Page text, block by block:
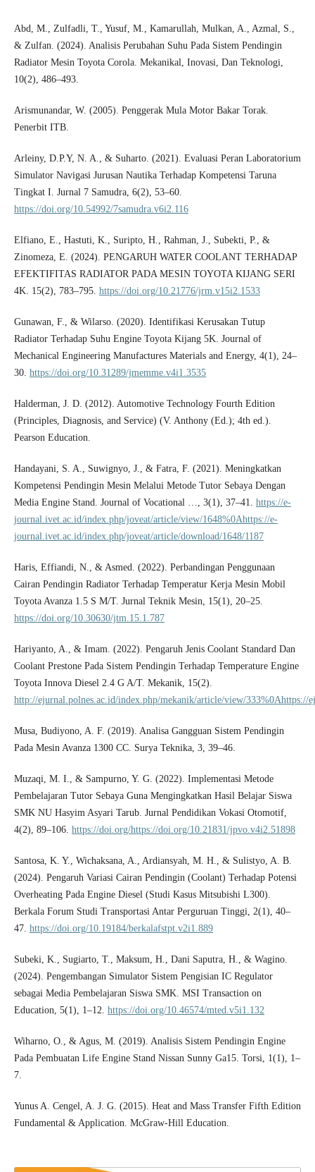
Abd, M., Zulfadli, T., Yusuf, M., Kamarullah, Mulkan, A., Azmal, S.,
& Zulfan. (2024). Analisis Perubahan Suhu Pada Sistem Pendingin
Radiator Mesin Toyota Corola. Mekanikal, Inovasi, Dan Teknologi,
10(2), 486–493.
Arismunandar, W. (2005). Penggerak Mula Motor Bakar Torak.
Penerbit ITB.
Arleiny, D.P.Y, N. A., & Suharto. (2021). Evaluasi Peran Laboratorium
Simulator Navigasi Jurusan Nautika Terhadap Kompetensi Taruna
Tingkat I. Jurnal 7 Samudra, 6(2), 53–60.
https://doi.org/10.54992/7samudra.v6i2.116
Elfiano, E., Hastuti, K., Suripto, H., Rahman, J., Subekti, P., &
Zinomeza, E. (2024). PENGARUH WATER COOLANT TERHADAP
EFEKTIFITAS RADIATOR PADA MESIN TOYOTA KIJANG SERI
4K. 15(2), 783–795. https://doi.org/10.21776/jrm.v15i2.1533
Gunawan, F., & Wilarso. (2020). Identifikasi Kerusakan Tutup
Radiator Terhadap Suhu Engine Toyota Kijang 5K. Journal of
Mechanical Engineering Manufactures Materials and Energy, 4(1), 24–
30. https://doi.org/10.31289/jmemme.v4i1.3535
Halderman, J. D. (2012). Automotive Technology Fourth Edition
(Principles, Diagnosis, and Service) (V. Anthony (Ed.); 4th ed.).
Pearson Education.
Handayani, S. A., Suwignyo, J., & Fatra, F. (2021). Meningkatkan
Kompetensi Pendingin Mesin Melalui Metode Tutor Sebaya Dengan
Media Engine Stand. Journal of Vocational …, 3(1), 37–41. https://e-
journal.ivet.ac.id/index.php/joveat/article/view/1648%0Ahttps://e-
journal.ivet.ac.id/index.php/joveat/article/download/1648/1187
Haris, Effiandi, N., & Asmed. (2022). Perbandingan Penggunaan
Cairan Pendingin Radiator Terhadap Temperatur Kerja Mesin Mobil
Toyota Avanza 1.5 S M/T. Jurnal Teknik Mesin, 15(1), 20–25.
https://doi.org/10.30630/jtm.15.1.787
Hariyanto, A., & Imam. (2022). Pengaruh Jenis Coolant Standard Dan
Coolant Prestone Pada Sistem Pendingin Terhadap Temperature Engine
Toyota Innova Diesel 2.4 G A/T. Mekanik, 15(2).
http://ejurnal.polnes.ac.id/index.php/mekanik/article/view/333%0Ahttps://
Musa, Budiyono, A. F. (2019). Analisa Gangguan Sistem Pendingin
Pada Mesin Avanza 1300 CC. Surya Teknika, 3, 39–46.
Muzaqi, M. I., & Sampurno, Y. G. (2022). Implementasi Metode
Pembelajaran Tutor Sebaya Guna Mengingkatkan Hasil Belajar Siswa
SMK NU Hasyim Asyari Tarub. Jurnal Pendidikan Vokasi Otomotif,
4(2), 89–106. https://doi.org/https://doi.org/10.21831/jpvo.v4i2.51898
Santosa, K. Y., Wichaksana, A., Ardiansyah, M. H., & Sulistyo, A. B.
(2024). Pengaruh Variasi Cairan Pendingin (Coolant) Terhadap Potensi
Overheating Pada Engine Diesel (Studi Kasus Mitsubishi L300).
Berkala Forum Studi Transportasi Antar Perguruan Tinggi, 2(1), 40–
47. https://doi.org/10.19184/berkalafstpt.v2i1.889
Subeki, K., Sugiarto, T., Maksum, H., Dani Saputra, H., & Wagino.
(2024). Pengembangan Simulator Sistem Pengisian IC Regulator
sebagai Media Pembelajaran Siswa SMK. MSI Transaction on
Education, 5(1), 1–12. https://doi.org/10.46574/mted.v5i1.132
Wiharno, O., & Agus, M. (2019). Analisis Sistem Pendingin Engine
Pada Pembuatan Life Engine Stand Nissan Sunny Ga15. Torsi, 1(1), 1–
7.
Yunus A. Cengel, A. J. G. (2015). Heat and Mass Transfer Fifth Edition
Fundamental & Application. McGraw-Hill Education.